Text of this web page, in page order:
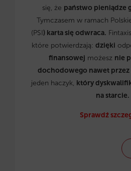
się, że państwo pieniądze
Tymczasem w ramach
(PSI) karta się odwraca.
które potwierdzają: dzięki
finansowej możesz nie
dochodowego nawet przez
jeden haczyk, który
na starcie.
Sprawdź